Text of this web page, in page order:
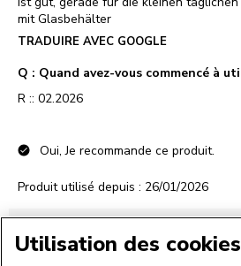
Utilisation des cookies